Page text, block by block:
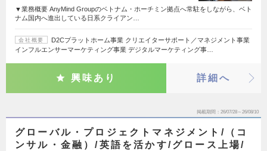
▼業務概要 AnyMind Groupのベトナム・ホーチミン拠点へ常駐をしながら、ベト
ナム国内へ進出している日系クライアン…
会社概要
D2Cプラットホーム事業 クリエイターサポート／マネジメント事業
インフルエンサーマーケティング事業 デジタルマーケティング事…
興味あり 詳細へ
掲載期間 26/07/28～26/08/10
グローバル・プロジェクトマネジメント/（コ
ンサル・金融）/英語を活かす/グロース上場/